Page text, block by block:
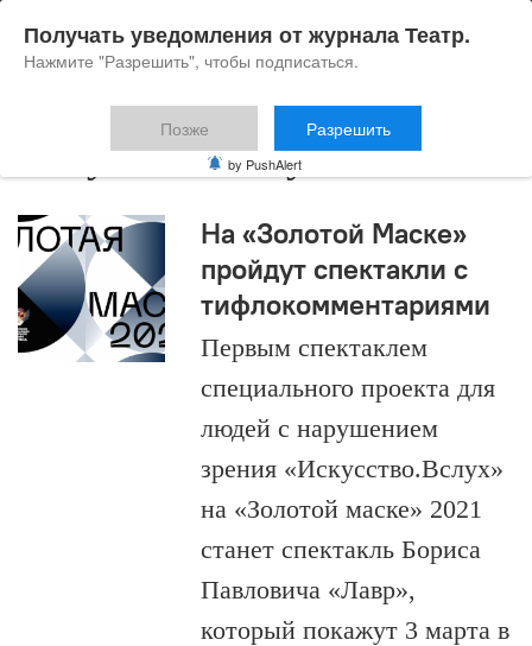
Искусство.Вслух
На «Золотой Маске»
пройдут спектакли с
тифлокомментариями
Первым спектаклем
специального проекта для
людей с нарушением
зрения «Искусство.Вслух»
на «Золотой маске» 2021
станет спектакль Бориса
Павловича «Лавр»,
который покажут 3 марта в
Получать уведомления от журнала Театр.
Нажмите "Разрешить", чтобы подписаться.
Позже Разрешить
by PushAlert